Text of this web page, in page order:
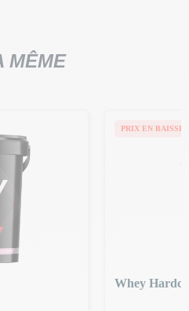
MÊME
PRIX EN BAISSE
Whey